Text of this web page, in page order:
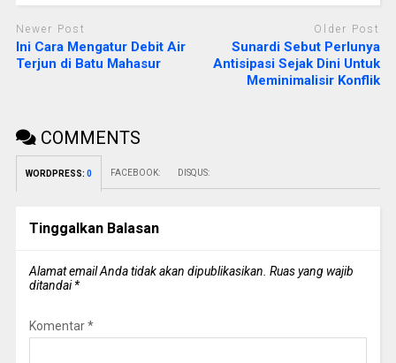
Newer Post
Ini Cara Mengatur Debit Air
Terjun di Batu Mahasur
Older Post
Sunardi Sebut Perlunya
Antisipasi Sejak Dini Untuk
Meminimalisir Konflik
COMMENTS
WORDPRESS: 0 FACEBOOK: DISQUS:
Tinggalkan Balasan
Alamat email Anda tidak akan dipublikasikan. Ruas yang wajib
ditandai*
Komentar*